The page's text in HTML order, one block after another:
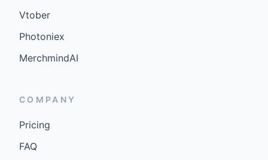
Vtober
Photoniex
MerchmindAI
COMPANY
Pricing
FAQ